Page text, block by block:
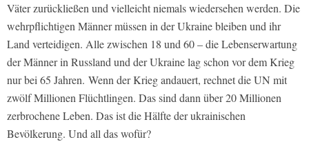
Väter zurückließen und vielleicht niemals wiedersehen werden. Die
wehrpflichtigen Männer müssen in der Ukraine bleiben und ihr
Land verteidigen. Alle zwischen 18 und 60 – die Lebenserwartung
der Männer in Russland und der Ukraine lag schon vor dem Krieg
nur bei 65 Jahren. Wenn der Krieg andauert, rechnet die UN mit
zwölf Millionen Flüchtlingen. Das sind dann über 20 Millionen
zerbrochene Leben. Das ist die Hälfte der ukrainischen
Bevölkerung. Und all das wofür?